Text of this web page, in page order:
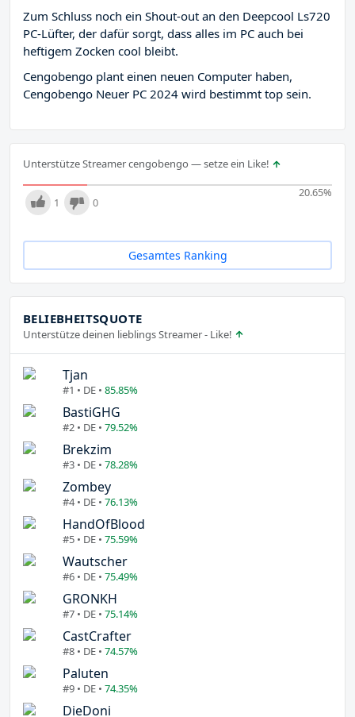
Zum Schluss noch ein Shout-out an den Deepcool Ls720
PC-Lüfter, der dafür sorgt, dass alles im PC auch bei
heftigem Zocken cool bleibt.
Cengobengo plant einen neuen Computer haben,
Cengobengo Neuer PC 2024 wird bestimmt top sein.
Unterstütze Streamer cengobengo — setze ein Like!
20.65%
1 0
Gesamtes Ranking
BELIEBHEITSQUOTE
Unterstütze deinen lieblings Streamer - Like!
Tjan
#1 • DE • 85.85%
BastiGHG
#2 • DE • 79.52%
Brekzim
#3 • DE • 78.28%
Zombey
#4 • DE • 76.13%
HandOfBlood
#5 • DE • 75.59%
Wautscher
#6 • DE • 75.49%
GRONKH
#7 • DE • 75.14%
CastCrafter
#8 • DE • 74.57%
Paluten
#9 • DE • 74.35%
DieDoni